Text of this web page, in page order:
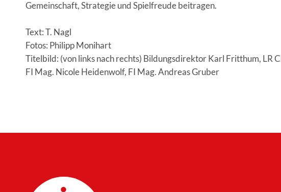
Gemeinschaft, Strategie und Spielfreude beitragen.
Text: T. Nagl
Fotos: Philipp Monihart
Titelbild: (von links nach rechts) Bildungsdirektor Karl Fritthum, LR
FI Mag. Nicole Heidenwolf, FI Mag. Andreas Gruber